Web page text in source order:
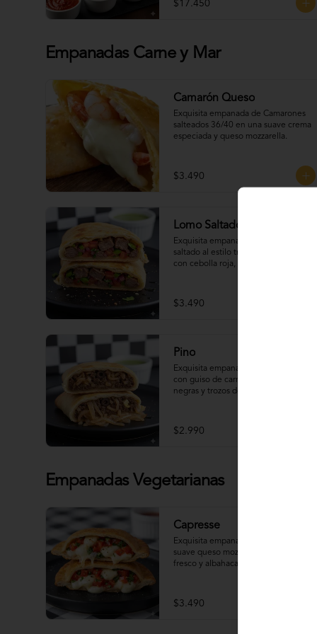
$17.450
Empanadas Carne y Mar
Camarón Queso
Exquisita empanada de Camarones
salteados 36/40 en una suave crema
especiada y queso mozzarella.
$3.490
Lomo Saltado
Exquisita empanada Jugosa de lomo
saltado al estilo tradicional del Perú,
con cebolla roja, ají fresco, tomate y
$3.490
Pino
Exquisita empanada clásica de Pino
con guiso de carne picada, aceitunas
negras y trozos de huevo, sazonada
$2.990
Empanadas Vegetarianas
Capresse
Exquisita empanada, rellena con
suave queso mozzarella, tomate
fresco y albahaca, una combinación
$3.490